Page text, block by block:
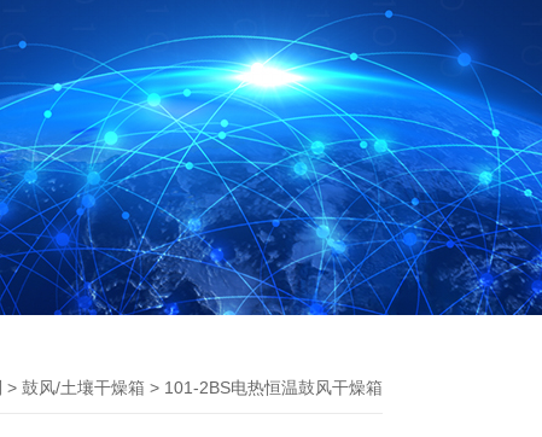
> 鼓风/土壤干燥箱 > 101-2BS电热恒温鼓风干燥箱